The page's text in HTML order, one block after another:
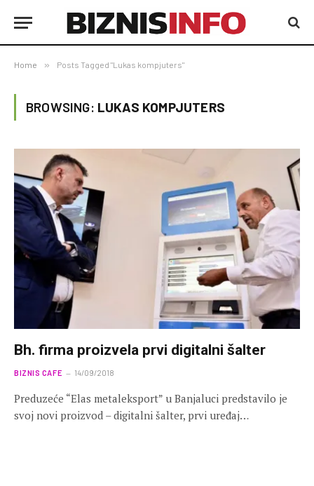
Home » Posts Tagged "Lukas kompjuters"
BROWSING: LUKAS KOMPJUTERS
Bh. firma proizvela prvi digitalni šalter
BIZNIS CAFE 14/09/2018
Preduzeće “Elas metaleksport” u Banjaluci predstavilo je
svoj novi proizvod – digitalni šalter, prvi uređaj…